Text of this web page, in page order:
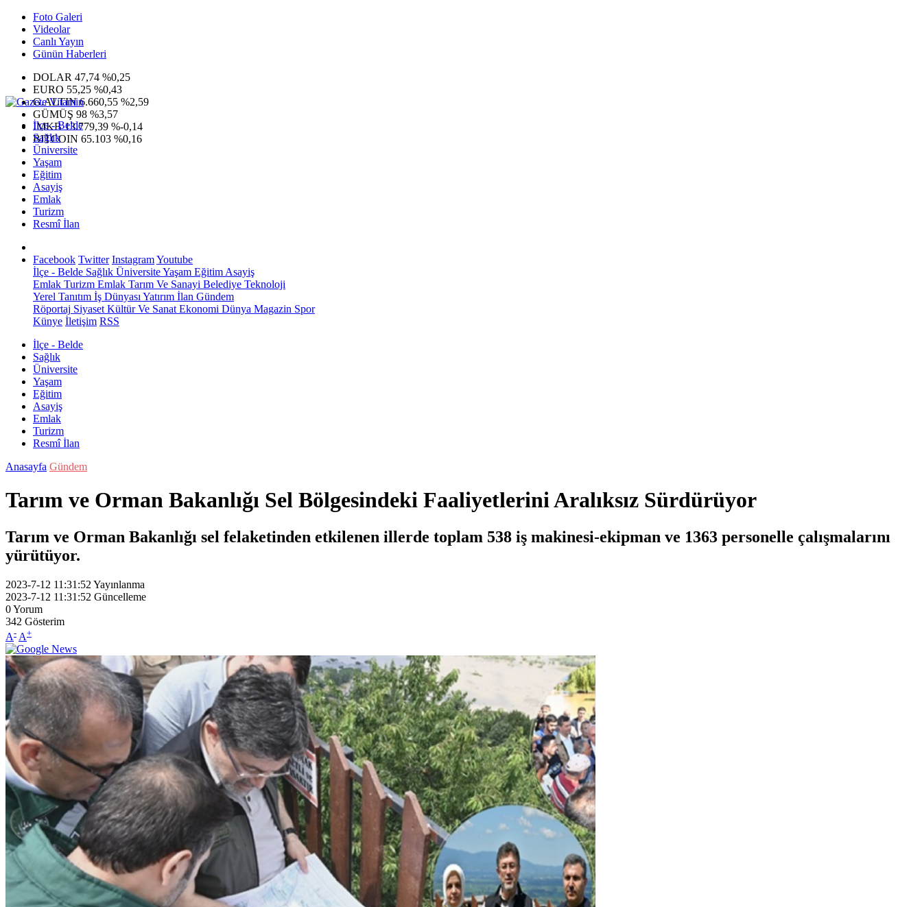
Foto Galeri
Videolar
Canlı Yayın
Günün Haberleri
DOLAR 47,74 %0,25
EURO 55,25 %0,43
G.ALTIN6.660,55 %2,59
GÜMÜŞ 98 %3,57
IMKB13.779,39 %-0,14
BITCOIN 65.103 %0,16
İlçe - Belde
Sağlık
Üniversite
Yaşam
Eğitim
Asayiş
Emlak
Turizm
Resmî İlan
Facebook Twitter InstagramYoutube
İlçe - Belde Sağlık ÜniversiteYaşam Eğitim Asayiş
Emlak Turizm Emlak Tarım Ve Sanayi Belediye Teknoloji
Yerel Tanıtım İş Dünyası Yatırım İlan Gündem
Röportaj Siyaset Kültür Ve Sanat Ekonomi Dünya Magazin Spor
Künye İletişim RSS
İlçe - Belde
Sağlık
Üniversite
Yaşam
Eğitim
Asayiş
Emlak
Turizm
Resmî İlan
Anasayfa Gündem
Tarım ve Orman Bakanlığı Sel Bölgesindeki Faaliyetlerini Aralıksız Sürdürüyor
Tarım ve Orman Bakanlığı sel felaketinden etkilenen illerde toplam 538 iş makinesi-ekipman ve 1363 personelle çalışmalarını
yürütüyor.
2023-7-12 11:31:52 Yayınlanma
2023-7-12 11:31:52 Güncelleme
0Yorum
342 Gösterim
A- A+